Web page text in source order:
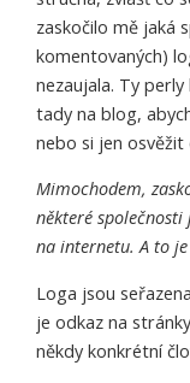
zaskočilo mě jaká
komentovaných)
nezaujala. Ty
tady na blog,
nebo si jen
Mimochodem,
některé
na internetu. A to
Loga jsou
je odkaz na
někdy konkrétní